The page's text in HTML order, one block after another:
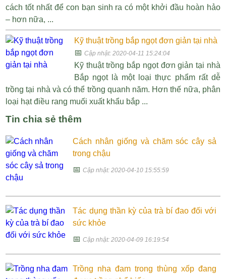
cách tốt nhất để con bạn sinh ra có một khởi đầu hoàn hảo
– hơn nữa, ...
Kỹ thuật trồng bắp ngọt đơn giản tại nhà
📅 Cập nhật: 2020-04-11 15:24:04
Kỹ thuật trồng bắp ngọt đơn giản tại nhà
Bắp ngọt là một loại thực phẩm rất dễ
trồng tại nhà và có thể trồng quanh năm. Hơn thế nữa, phân
loại hạt điều rang muối xuất khẩu bắp ...
Tin chia sẻ thêm
Cách nhân giống và chăm sóc cây sả
trong chậu
📅Cập nhật: 2020-04-10 15:55:59
Tác dụng thần kỳ của trà bí đao đối với
sức khỏe
📅Cập nhật: 2020-04-09 16:19:54
Trồng nha đam trong thùng xốp đang